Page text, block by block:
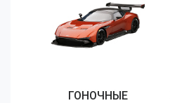
ГОНОЧНЫЕ